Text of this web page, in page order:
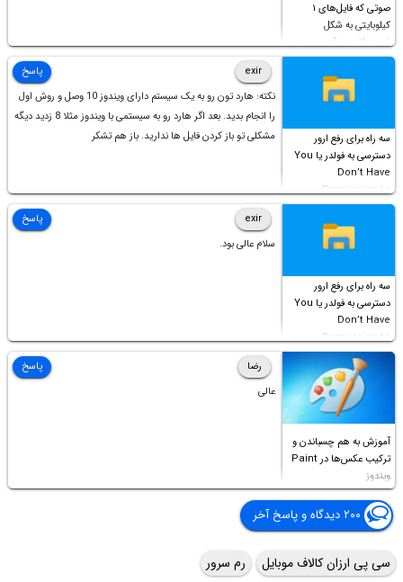
صوتی که فایل‌های ۱
کیلوبایتی به شکل
شورت‌کات در آن موجود
است!
سه راه برای رفع ارور
دسترسی به فولدر یا You
Don’t Have
Permission to
Access this folder
exir
نکته: هارد تون رو به یک سیستم دارای ویندوز 10 وصل و روش اول
را انجام بدید. بعد اگر هارد رو به سیستمی با ویندوز مثلا 8 زدید دیگه
مشکلی تو باز کردن فایل ها ندارید. باز هم تشکر
پاسخ
سه راه برای رفع ارور
دسترسی به فولدر یا You
Don’t Have
Permission to
Access this folder
exir
سلام عالی بود.
پاسخ
آموزش به هم چسباندن و
ترکیب عکس‌ها در Paint
ویندوز
رضا
عالی
پاسخ
۲۰۰ دیدگاه و پاسخ آخر
سی پی ارزان کالاف موبایل رم سرور